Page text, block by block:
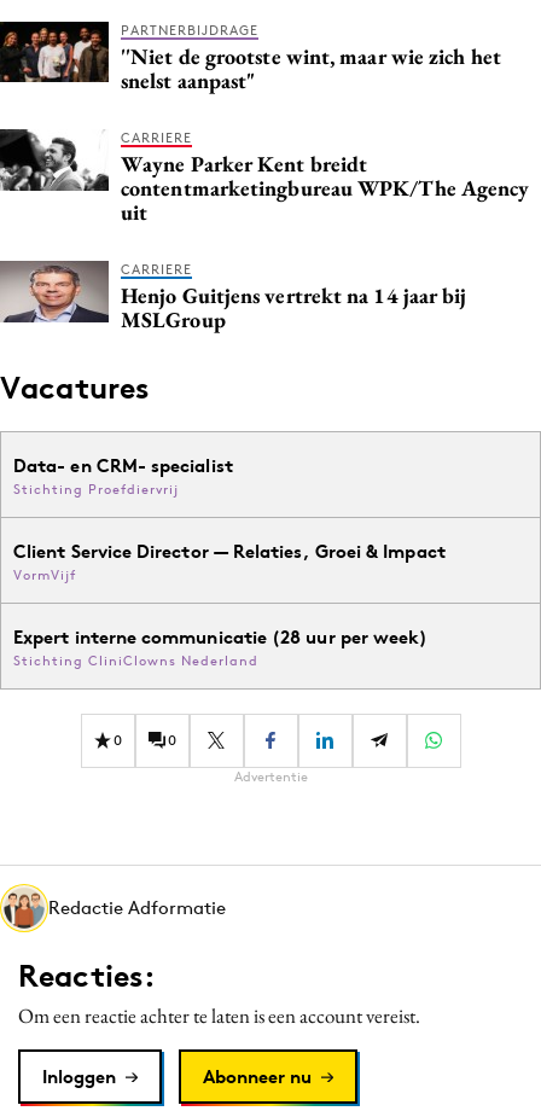
Diversiteit
Effectiviteit
Gedragsverandering
Influencer marketing
Interne communicatie
Media
Merkstrategie
Programmatic
PARTNERBIJDRAGE
''Niet de grootste wint, maar wie zich het
snelst aanpast"
CARRIERE
Wayne Parker Kent breidt
contentmarketingbureau WPK/The Agency
uit
CARRIERE
Henjo Guitjens vertrekt na 14 jaar bij
MSLGroup
Vacatures
Data- en CRM- specialist
Stichting Proefdiervrij
Client Service Director — Relaties, Groei & Impact
VormVijf
Expert interne communicatie (28 uur per week)
Stichting CliniClowns Nederland
0 0
Advertentie
Redactie Adformatie
Reacties:
Om een reactie achter te laten is een account vereist.
Inloggen Abonneer nu